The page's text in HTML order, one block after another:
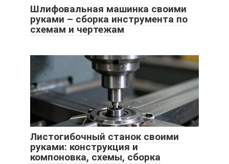
Шлифовальная машинка своими
руками – сборка инструмента по
схемам и чертежам
Листогибочный станок своими
руками: конструкция и
компоновка, схемы, сборка